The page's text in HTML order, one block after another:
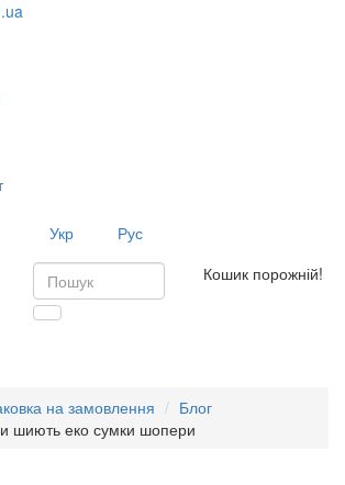
Укр
Рус
Кошик порожній!
на замовлення
Блог
шиють еко сумки шопери